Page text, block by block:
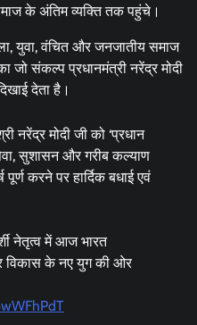
के अंतिम व्यक्ति तक पहुंचे।
युवा, वंचित और जनजातीय समाज
जो संकल्प प्रधानमंत्री नरेंद्र मोदी
देता है।
नरेंद्र मोदी जी को ‘प्रधान
सुशासन और गरीब कल्याण
करने पर हार्दिक बधाई एवं
नेतृत्व में आज भारत
विकास के नए युग की ओर